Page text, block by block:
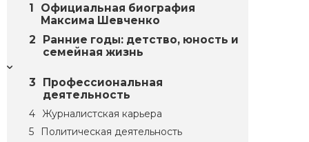
Официальная биография
Максима Шевченко
Ранние годы: детство, юность и
семейная жизнь
Профессиональная
деятельность
Журналистская карьера
Политическая деятельность